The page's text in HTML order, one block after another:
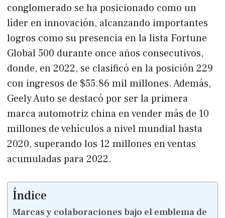
conglomerado se ha posicionado como un
líder en innovación, alcanzando importantes
logros como su presencia en la lista Fortune
Global 500 durante once años consecutivos,
donde, en 2022, se clasificó en la posición 229
con ingresos de $55.86 mil millones. Además,
Geely Auto se destacó por ser la primera
marca automotriz china en vender más de 10
millones de vehículos a nivel mundial hasta
2020, superando los 12 millones en ventas
acumuladas para 2022.
Índice
Marcas y colaboraciones bajo el emblema de